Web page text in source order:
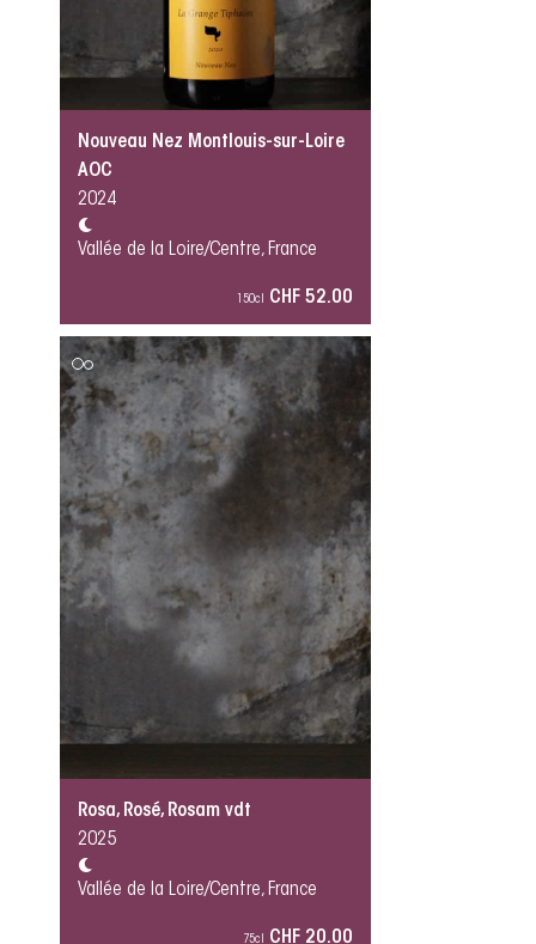
Nouveau Nez Montlouis-sur-Loire
AOC
2024
Vallée de la Loire/Centre, France
150cl CHF 52.00
Rosa, Rosé, Rosam vdt
2025
Vallée de la Loire/Centre, France
75cl CHF 20.00